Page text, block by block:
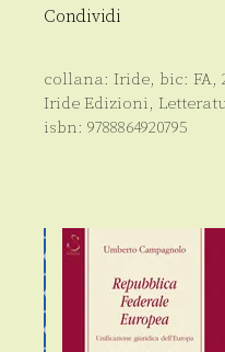
Condividi
collana: Iride, bic: FA,
Iride Edizioni,
isbn: 9788864920795